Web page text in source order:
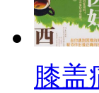
膝盖